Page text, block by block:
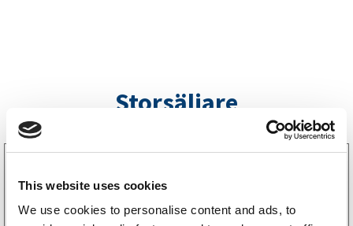
This website uses cookies
We use cookies to personalise content and ads, to
Storsäljare
LGF Skylt Självhäftande